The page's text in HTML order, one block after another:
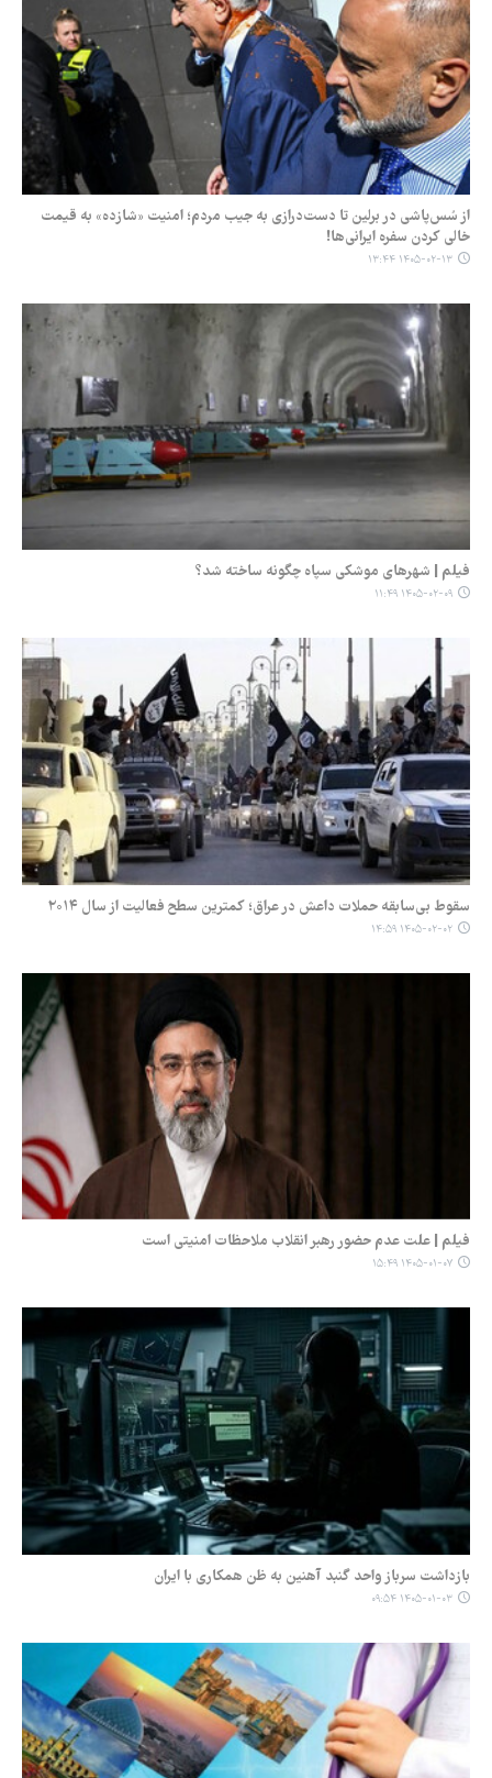
از سُس‌پاشی در برلین تا دست‌درازی به جیب مردم؛ امنیت «شازده» به قیمت
خالی کردن سفره ایرانی‌ها!
۱۴۰۵-۰۲-۱۳ ۱۳:۴۴
فیلم | شهرهای موشکی سپاه چگونه ساخته شد؟
۱۴۰۵-۰۲-۰۹ ۱۱:۴۹
سقوط بی‌سابقه حملات داعش در عراق؛ کمترین سطح فعالیت از سال ۲۰۱۴
۱۴۰۵-۰۲-۰۲ ۱۴:۵۹
فیلم | علت عدم حضور رهبر انقلاب ملاحظات امنیتی است
۱۴۰۵-۰۱-۰۷ ۱۵:۴۹
بازداشت سرباز واحد گنبد آهنین به ظن همکاری با ایران
۱۴۰۵-۰۱-۰۳ ۰۹:۵۴